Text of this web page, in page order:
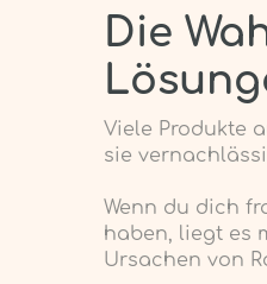
Die
Viele Produkte
sie
Wenn du dich
haben, liegt es
Ursachen von